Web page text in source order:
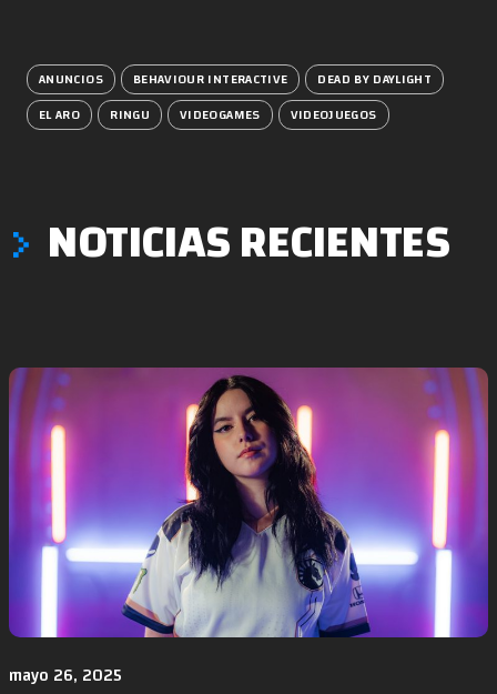
ANUNCIOS BEHAVIOUR INTERACTIVE
DEAD BY DAYLIGHT
EL ARO
RINGU VIDEOGAMES VIDEOJUEGOS
NOTICIAS RECIENTES
mayo 26, 2025